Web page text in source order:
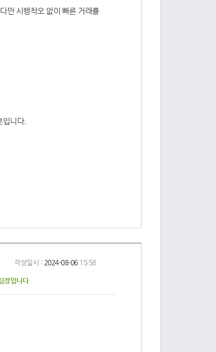
만 시행착오 없이 빠른 거래를
입니다.
작성일시 : 2024-08-0615:58
장입니다